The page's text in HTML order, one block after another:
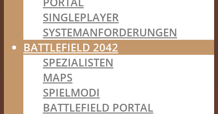
SINGLEPLAYER
SYSTEMANFORDERUNGEN
BATTLEFIELD 2042
SPEZIALISTEN
MAPS
SPIELMODI
BATTLEFIELD PORTAL